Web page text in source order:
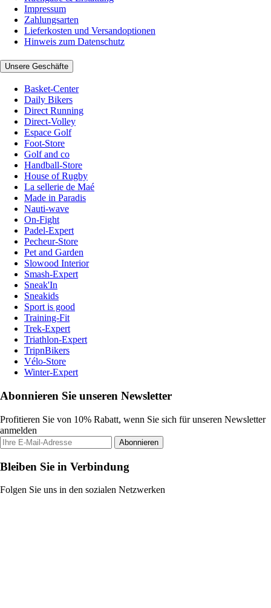
Impressum
Zahlungsarten
Lieferkosten und Versandoptionen
Hinweis zum Datenschutz
Unsere Geschäfte
Basket-Center
Daily Bikers
Direct Running
Direct-Volley
Espace Golf
Foot-Store
Golf and co
Handball-Store
House of Rugby
La sellerie de Maé
Made in Paradis
Nauti-wave
On-Fight
Padel-Expert
Pecheur-Store
Pet and Garden
Slowood Interior
Smash-Expert
Sneak'In
Sneakids
Sport is good
Training-Fit
Trek-Expert
Triathlon-Expert
TripnBikers
Vélo-Store
Winter-Expert
Abonnieren Sie unseren Newsletter
Profitieren Sie von 10% Rabatt, wenn Sie sich für unseren Newsletter
anmelden
Abonnieren
Bleiben Sie in Verbindung
Folgen Sie uns in den sozialen Netzwerken